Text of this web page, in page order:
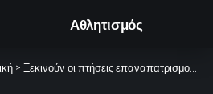
Αθλητισμός
> Ξεκινούν οι πτήσεις επαναπατρισμού των Κυπρίων